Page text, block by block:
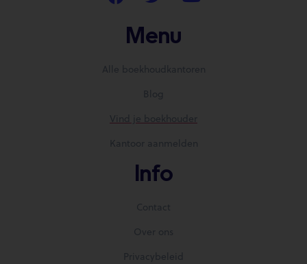
Menu
Alle boekhoudkantoren
Blog
Vind je boekhouder
Kantoor aanmelden
Info
Contact
Over ons
Privacybeleid